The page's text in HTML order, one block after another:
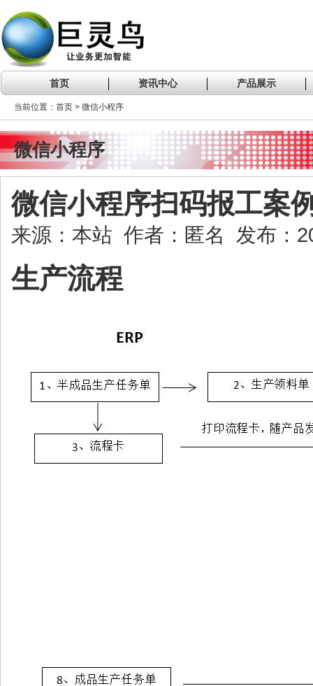
首页 资讯中心 产品展示
当前位置：首页 > 微信小程序
微信小程序
微信小程序扫码报工案
来源：本站 作者：匿名 发布：
生产流程